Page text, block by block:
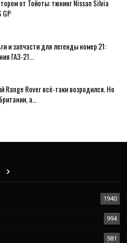
от Тойоты: тюнинг Nissan Silvia
GP
и запчасти для легенды номер 21:
ГАЗ-21…
Range Rover всё-таки возродился. Но
а…
1940
994
581